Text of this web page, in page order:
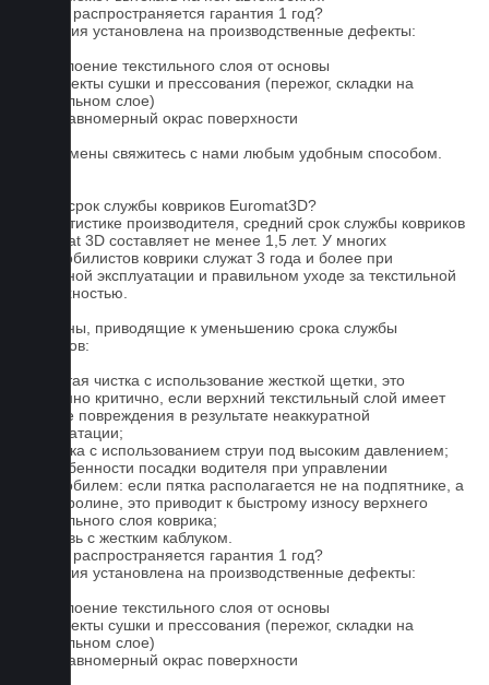
На что распространяется гарантия 1 год?
Гарантия установлена на производственные дефекты:
1. Отслоение текстильного слоя от основы
2. Дефекты сушки и прессования (пережог, складки на
текстильном слое)
3. Неравномерный окрас поверхности
Для замены свяжитесь с нами любым удобным способом.
Какой срок службы ковриков Euromat3D?
По статистике производителя, средний срок службы ковриков
Euromat 3D составляет не менее 1,5 лет. У многих
автомобилистов коврики служат 3 года и более при
бережной эксплуатации и правильном уходе за текстильной
поверхностью.
Причины, приводящие к уменьшению срока службы
ковриков:
1. Частая чистка с использование жесткой щетки, это
особенно критично, если верхний текстильный слой имеет
мелкие повреждения в результате неаккуратной
эксплуатации;
2. Мойка с использованием струи под высоким давлением;
3. Особенности посадки водителя при управлении
автомобилем: если пятка располагается не на подпятнике, а
на ковролине, это приводит к быстрому износу верхнего
текстильного слоя коврика;
4. Обувь с жестким каблуком.
На что распространяется гарантия 1 год?
Гарантия установлена на производственные дефекты:
1. Отслоение текстильного слоя от основы
2. Дефекты сушки и прессования (пережог, складки на
текстильном слое)
3. Неравномерный окрас поверхности